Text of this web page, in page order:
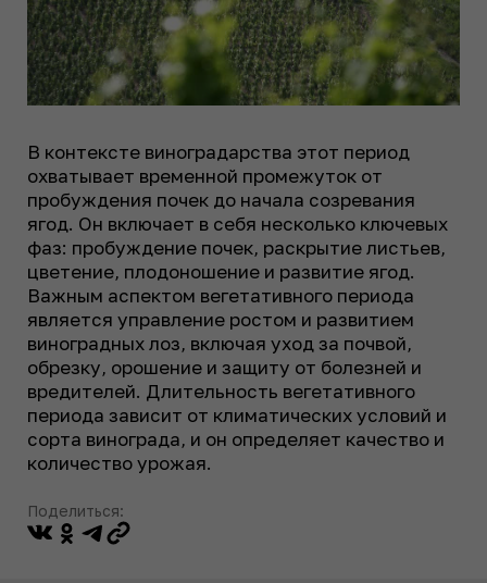
В контексте виноградарства этот период
охватывает временной промежуток от
пробуждения почек до начала созревания
ягод. Он включает в себя несколько ключевых
фаз: пробуждение почек, раскрытие листьев,
цветение, плодоношение и развитие ягод.
Важным аспектом вегетативного периода
является управление ростом и развитием
виноградных лоз, включая уход за почвой,
обрезку, орошение и защиту от болезней и
вредителей. Длительность вегетативного
периода зависит от климатических условий и
сорта винограда, и он определяет качество и
количество урожая.
Поделиться: